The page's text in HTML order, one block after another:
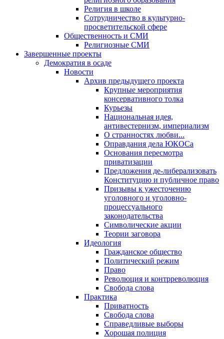
Религия в школе
Сотрудничество в культурно-
просветительской сфере
Общественность и СМИ
Религиозные СМИ
Завершенные проекты
Демократия в осаде
Новости
Архив предыдущего проекта
Крупные мероприятия
консервативного толка
Курьезы
Национальная идея,
антивестернизм, империализм
О странностях любви...
Оправдания дела ЮКОСа
Основания пересмотра
приватизации
Предложения де-либерализовать
Конституцию и публичное право
Призывы к ужесточению
уголовного и уголовно-
процессуального
законодательства
Символические акции
Теории заговора
Идеология
Гражданское общество
Политический режим
Право
Революция и контрреволюция
Свобода слова
Практика
Приватность
Свобода слова
Справедливые выборы
Хорошая полиция